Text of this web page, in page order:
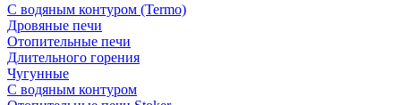
С водяным контуром (Termo)
Дровяные печи
Отопительные печи
Длительного горения
Чугунные
C водяным контуром